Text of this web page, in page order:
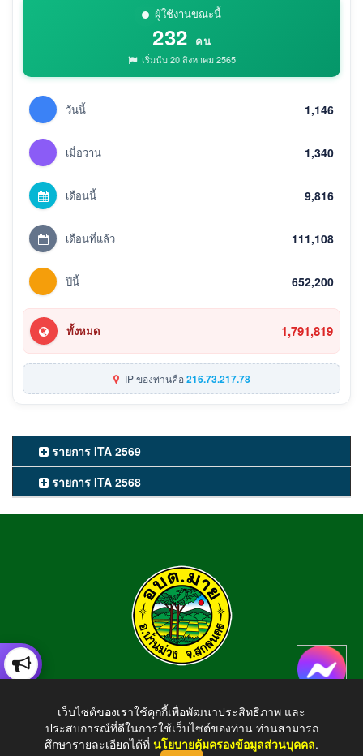
ผู้ใช้งานขณะนี้
232 คน
เริ่มนับ 20 สิงหาคม 2565
วันนี้ 1,146
เมื่อวาน 1,340
เดือนนี้ 9,816
เดือนที่แล้ว 111,108
ปีนี้ 652,200
ทั้งหมด 1,791,819
IP ของท่านคือ216.73.217.78
รายการ ITA 2569
รายการ ITA 2568
อำเภอบ้านม่วง จังหวัดสกลนคร สอบถามข้อมูลโทร 042-794924
E-mail : tambonmai275@gmail.com
เว็บไซต์ของเราใช้คุกกี้เพื่อพัฒนาประสิทธิภาพ และ
ประสบการณ์ที่ดีในการใช้เว็บไซต์ของท่าน ท่านสามารถ
ศึกษารายละเอียดได้ที่ นโยบายคุ้มครองข้อมูลส่วนบุคคล.